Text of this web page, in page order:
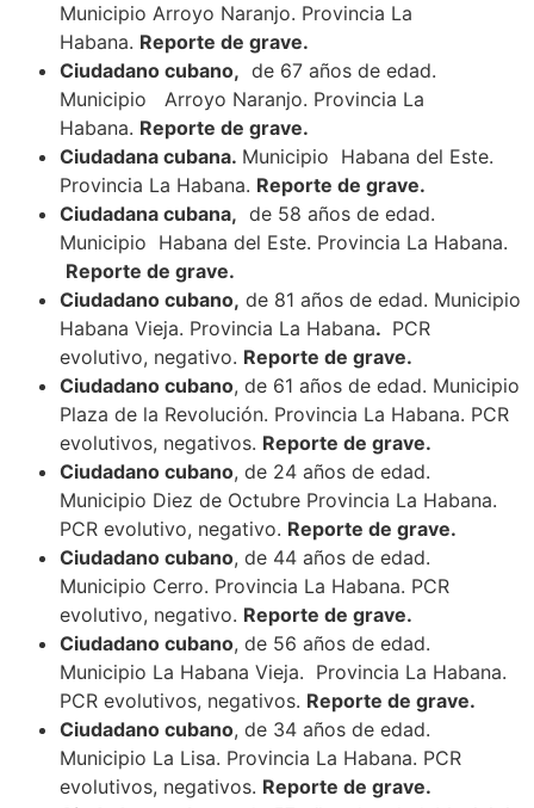
Municipio Arroyo Naranjo. Provincia La
Habana. Reporte de grave.
Ciudadano cubano, de 67 años de edad.
Municipio Arroyo Naranjo. Provincia La
Habana. Reporte de grave.
Ciudadana cubana. Municipio Habana del Este.
Provincia La Habana. Reporte de grave.
Ciudadana cubana, de 58 años de edad.
Municipio Habana del Este. Provincia La Habana.
Reporte de grave.
Ciudadano cubano, de 81 años de edad. Municipio
Habana Vieja. Provincia La Habana. PCR
evolutivo, negativo. Reporte de grave.
Ciudadano cubano, de 61 años de edad. Municipio
Plaza de la Revolución. Provincia La Habana. PCR
evolutivos, negativos. Reporte de grave.
Ciudadano cubano, de 24 años de edad.
Municipio Diez de Octubre Provincia La Habana.
PCR evolutivo, negativo. Reporte de grave.
Ciudadano cubano, de 44 años de edad.
Municipio Cerro. Provincia La Habana. PCR
evolutivo, negativo. Reporte de grave.
Ciudadano cubano, de 56 años de edad.
Municipio La Habana Vieja. Provincia La Habana.
PCR evolutivos, negativos. Reporte de grave.
Ciudadano cubano, de 34 años de edad.
Municipio La Lisa. Provincia La Habana. PCR
evolutivos, negativos. Reporte de grave.